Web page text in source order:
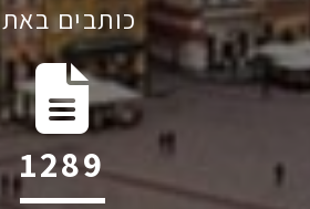
כותבים
1917